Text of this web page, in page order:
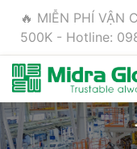
🔥 MIỄN PHÍ VẬN
500K - Hotline: